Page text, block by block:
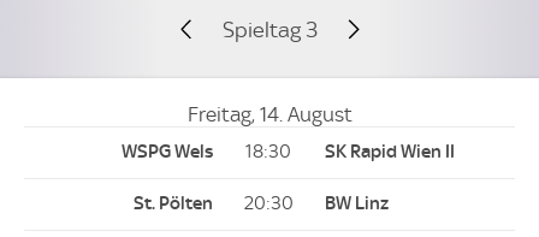
Spieltag 3
Freitag, 14. August
18:30
20:30